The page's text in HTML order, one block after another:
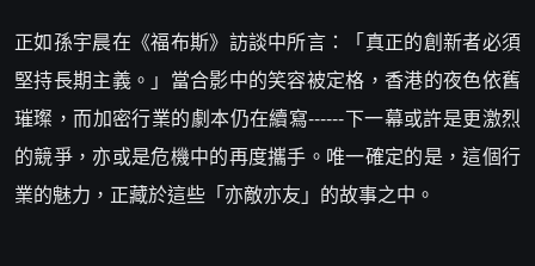
正如孫宇晨在《福布斯》訪談中所言：「真正的創新者必須
堅持長期主義。」當合影中的笑容被定格，香港的夜色依舊
璀璨，而加密行業的劇本仍在續寫------下一幕或許是更激烈
的競爭，亦或是危機中的再度攜手。唯一確定的是，這個行
業的魅力，正藏於這些「亦敵亦友」的故事之中。